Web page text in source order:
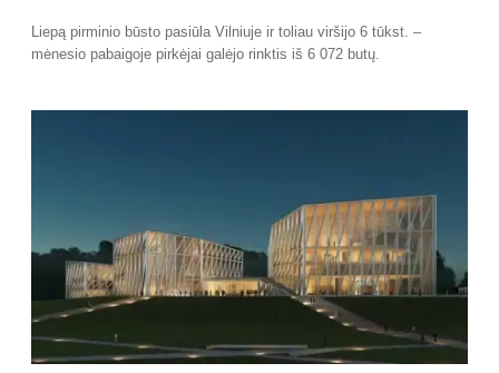
Liepą pirminio būsto pasiūla Vilniuje ir toliau viršijo 6 tūkst. –
mėnesio pabaigoje pirkėjai galėjo rinktis iš 6 072 butų.